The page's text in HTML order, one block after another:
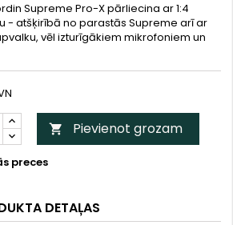
Supreme Pro-X pārliecina ar 1:4
- atšķirībā no parastās Supreme arī ar
vēl izturīgākiem mikrofoniem un
 Pievienot grozam
preces
DETAĻAS